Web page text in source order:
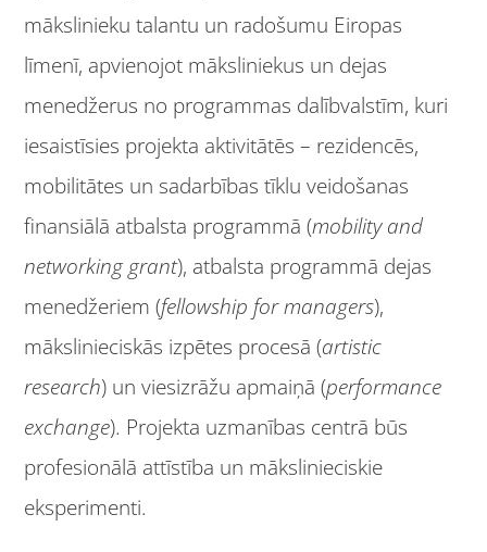
mākslinieku talantu un radošumu Eiropas
līmenī, apvienojot māksliniekus un dejas
menedžerus no programmas dalībvalstīm, kuri
iesaistīsies projekta aktivitātēs – rezidencēs,
mobilitātes un sadarbības tīklu veidošanas
finansiālā atbalsta programmā (mobility and
networking grant), atbalsta programmā dejas
menedžeriem (fellowship for managers),
mākslinieciskās izpētes procesā (artistic
research) un viesizrāžu apmaiņā (performance
exchange). Projekta uzmanības centrā būs
profesionālā attīstība un mākslinieciskie
eksperimenti.